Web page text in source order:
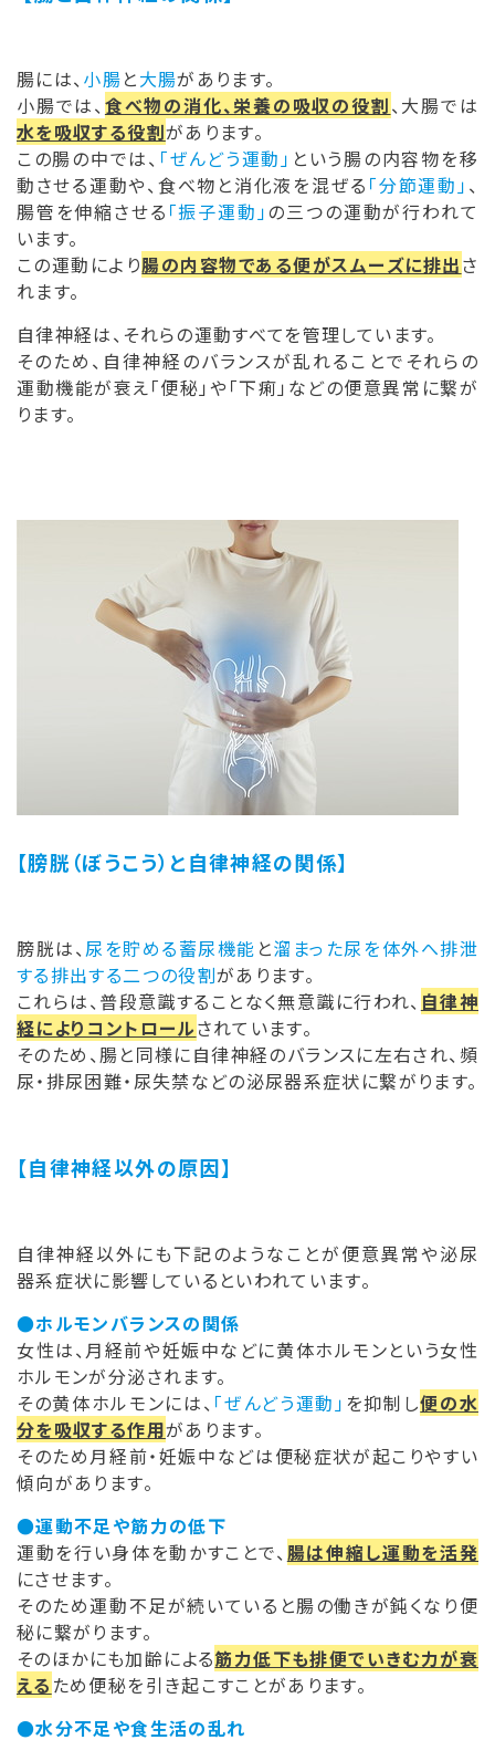
腸には、小腸と大腸があります。
小腸では、食べ物の消化、栄養の吸収の役割、大腸では
水を吸収する役割があります。
この腸の中では、 「ぜんどう運動」 という腸の内容物を移
動させる運動や、食べ物と消化液を混ぜる 「分節運動」 、
腸管を伸縮させる 「振子運動」 の三つの運動が行われて
います。
この運動により腸の内容物である便がスムーズに排出さ
れます。
自律神経は、それらの運動すべてを管理しています。
そのため、自律神経のバランスが乱れることでそれらの
運動機能が衰え「便秘」や「下痢」などの便意異常に繋が
ります。
【膀胱（ぼうこう）と自律神経の関係】
膀胱は、尿を貯める蓄尿機能 と溜まった尿を体外へ排泄
する排出する二つの役割があります。
これらは、普段意識することなく無意識に行われ、 自律神
経によりコントロールされています。
そのため、腸と同様に自律神経のバランスに左右され、頻
尿・排尿困難・尿失禁などの泌尿器系症状に繋がります。
【自律神経以外の原因】
自律神経以外にも下記のようなことが便意異常や泌尿
器系症状に影響しているといわれています。
●ホルモンバランスの関係
女性は、月経前や妊娠中などに黄体ホルモンという女性
ホルモンが分泌されます。
その黄体ホルモンには、 「ぜんどう運動」 を抑制し便の水
分を吸収する作用があります。
そのため月経前・妊娠中などは便秘症状が起こりやすい
傾向があります。
●運動不足や筋力の低下
運動を行い身体を動かすことで、腸は伸縮し運動を活発
にさせます。
そのため運動不足が続いていると腸の働きが鈍くなり便
秘に繋がります。
そのほかにも加齢による筋力低下も排便でいきむ力が衰
える ため便秘を引き起こすことがあります。
●水分不足や食生活の乱れ